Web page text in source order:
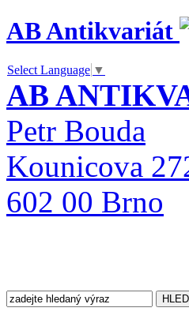
AB Antikvariát
Select Language ▼
AB
Petr Bouda
Kounicova
602 00 Brno